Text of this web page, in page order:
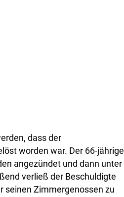
dass der
worden war. Der 66-jährige
angezündet und dann unter
verließ der Beschuldigte
seinen Zimmergenossen zu